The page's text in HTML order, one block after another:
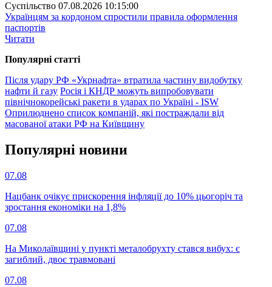
Суспiльство 07.08.2026 10:15:00
Українцям за кордоном спростили правила оформлення
паспортів
Читати
Популярнi статтi
Після удару РФ «Укрнафта» втратила частину видобутку
нафти й газу Росія і КНДР можуть випробовувати
північнокорейські ракети в ударах по Україні - ISW
Оприлюднено список компаній, які постраждали від
масованої атаки РФ на Київщину
Популярнi новини
07.08
Нацбанк очікує прискорення інфляції до 10% цьогоріч та
зростання економіки на 1,8%
07.08
На Миколаївщині у пункті металобрухту стався вибух: є
загиблий, двоє травмовані
07.08